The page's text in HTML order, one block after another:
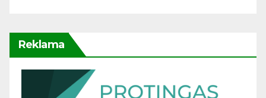
Reklama